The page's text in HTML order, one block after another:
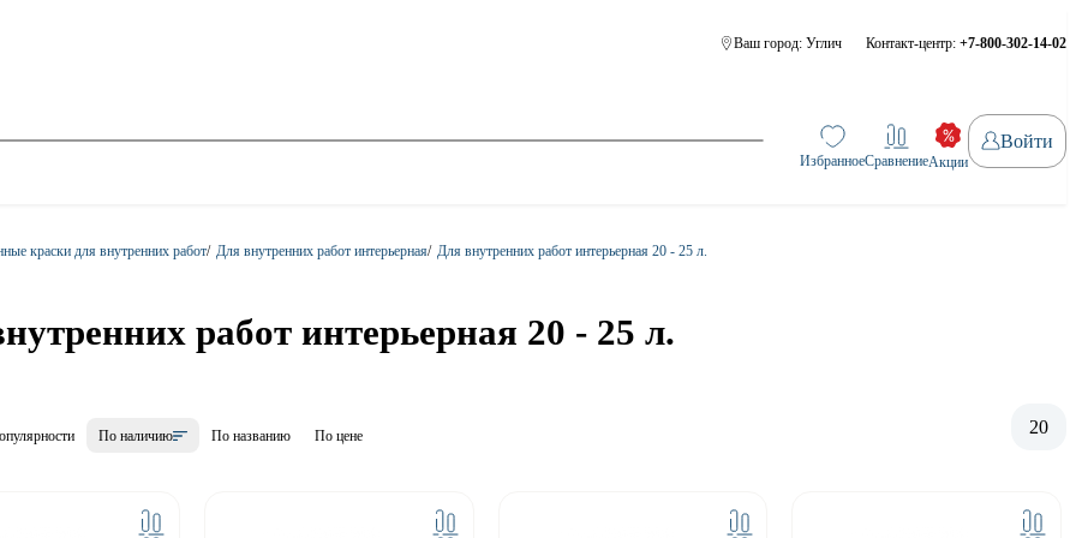
Ваш город: Углич Контакт-центр: +7-800-302-14-02
ИзбранноеСравнениеАкции
Войти
краски для внутренних работ/ Для внутренних работ интерьерная/ Для внутренних работ интерьерная 20 - 25 л.
работ интерьерная 20 - 25 л.
По наличию По названию По цене 20